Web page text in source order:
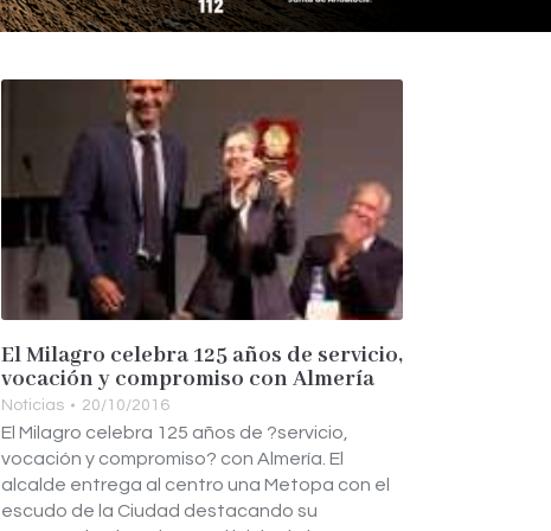
El Milagro celebra 125 años de servicio,
vocación y compromiso con Almería
Noticias 20/10/2016
El Milagro celebra 125 años de ?servicio,
vocación y compromiso? con Almería. El
alcalde entrega al centro una Metopa con el
escudo de la Ciudad destacando su